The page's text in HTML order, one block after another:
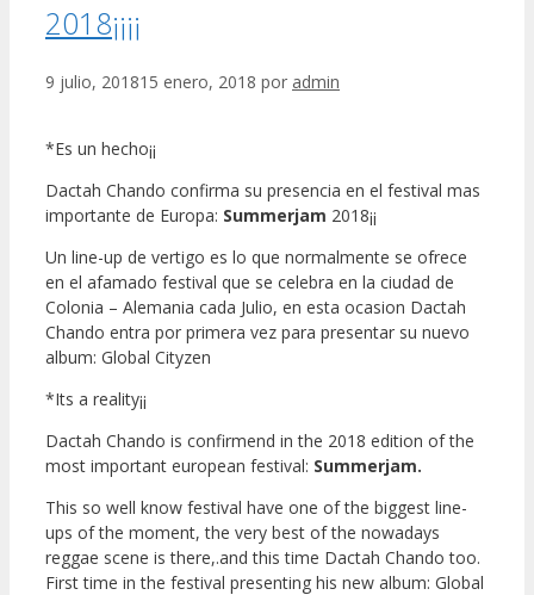
2018¡¡¡¡
9 julio, 201815 enero, 2018 por admin
*Es un hecho¡¡
Dactah Chando confirma su presencia en el festival mas
importante de Europa: Summerjam 2018¡¡
Un line-up de vertigo es lo que normalmente se ofrece
en el afamado festival que se celebra en la ciudad de
Colonia – Alemania cada Julio, en esta ocasion Dactah
Chando entra por primera vez para presentar su nuevo
album: Global Cityzen
*Its a reality¡¡
Dactah Chando is confirmend in the 2018 edition of the
most important european festival: Summerjam.
This so well know festival have one of the biggest line-
ups of the moment, the very best of the nowadays
reggae scene is there,.and this time Dactah Chando too.
First time in the festival presenting his new album: Global